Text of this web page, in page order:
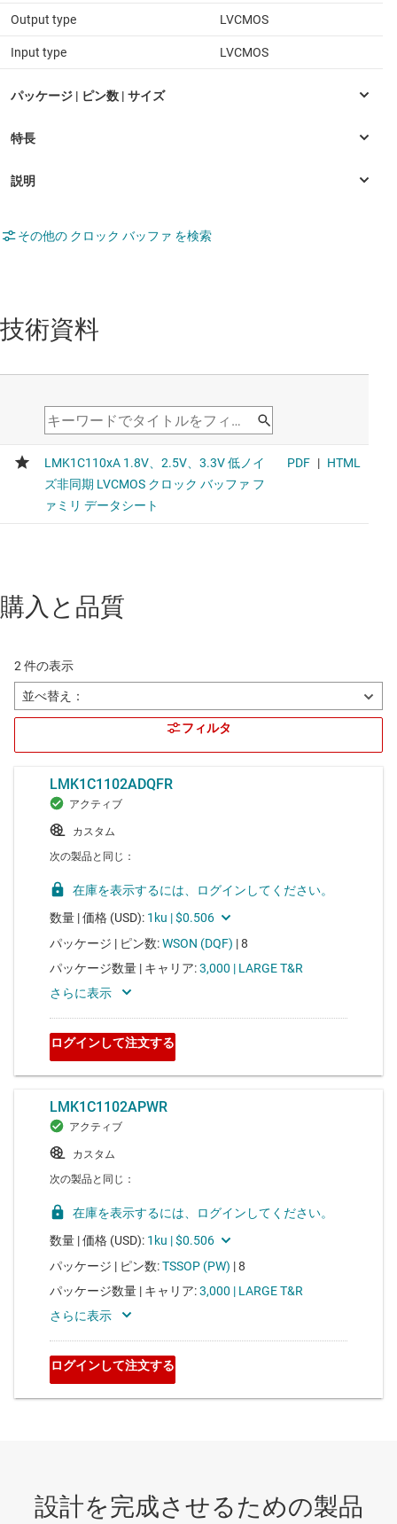
Output type LVCMOS
Input type LVCMOS
その他の クロック バッファ を検索
技術資料
購入と品質